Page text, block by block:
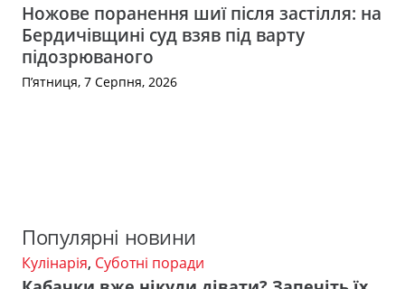
Ножове поранення шиї після застілля: на
Бердичівщині суд взяв під варту
підозрюваного
П’ятниця, 7 Серпня, 2026
Популярні новини
Кулінарія, Суботні поради